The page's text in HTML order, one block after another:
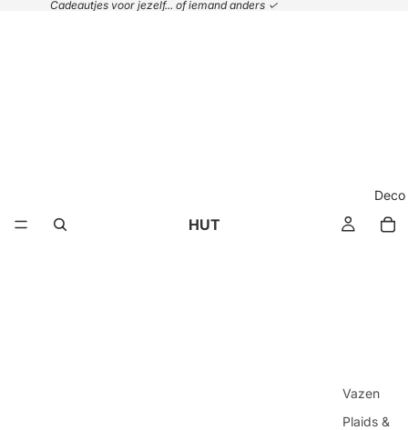
Cadeautjes voor jezelf... of iemand anders ✓
HUT
Deco
Vazen
Plaids &